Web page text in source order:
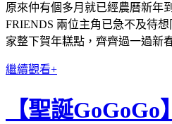
原來仲有個多月就已經農曆新年
FRIENDS 兩位主角已急不及待
家整下賀年糕點，齊齊過一過新
繼續觀看+
【聖誕